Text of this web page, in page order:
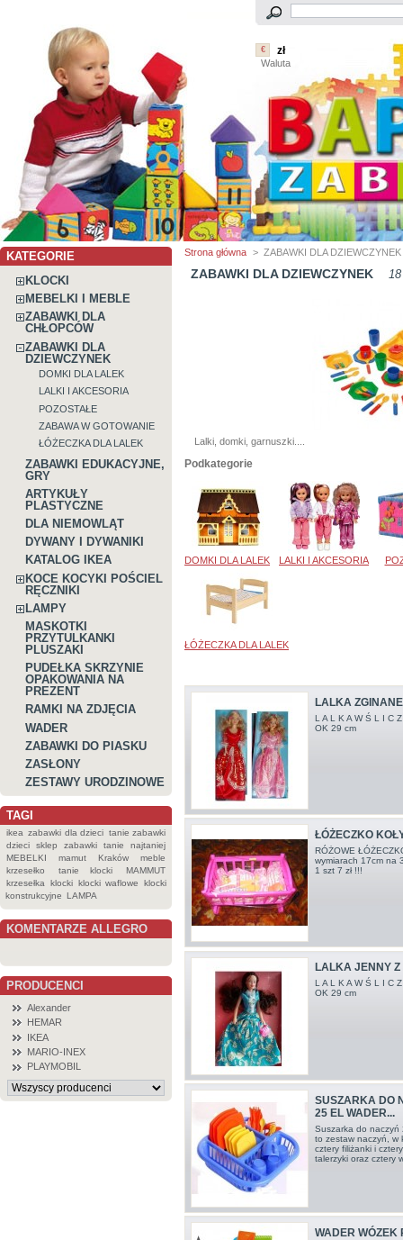
€ zł
Waluta
KATEGORIE
KLOCKI
MEBELKI I MEBLE
ZABAWKI DLA
CHŁOPCÓW
ZABAWKI DLA
DZIEWCZYNEK
DOMKI DLA LALEK
LALKI I AKCESORIA
POZOSTAŁE
ZABAWA W GOTOWANIE
ŁÓŻECZKA DLA LALEK
ZABAWKI EDUKACYJNE,
GRY
ARTYKUŁY
PLASTYCZNE
DLA NIEMOWLĄT
DYWANY I DYWANIKI
KATALOG IKEA
KOCE KOCYKI POŚCIEL
RĘCZNIKI
LAMPY
MASKOTKI
PRZYTULKANKI
PLUSZAKI
PUDEŁKA SKRZYNIE
OPAKOWANIA NA
PREZENT
RAMKI NA ZDJĘCIA
WADER
ZABAWKI DO PIASKU
ZASŁONY
ZESTAWY URODZINOWE
TAGI
ikea zabawki dla dzieci tanie zabawki
dzieci
sklep zabawki tanie
najtaniej
MEBELKI
mamut Kraków
meble
krzesełko
tanie klocki
MAMMUT
krzesełka
klocki klocki waflowe
klocki
konstrukcyjne LAMPA
KOMENTARZE ALLEGRO
PRODUCENCI
Alexander
HEMAR
IKEA
MARIO-INEX
PLAYMOBIL
Strona główna > ZABAWKI DLA DZIEWCZYNEK
ZABAWKI DLA DZIEWCZYNEK
Lalki, domki, garnuszki....
Podkategorie
DOMKI DLA LALEK LALKI I AKCESORIA
ŁÓŻECZKA DLA LALEK
LALKA
L A L K A W Ś L I C
OK 29 cm
ŁÓŻECZKO
RÓŻOWE
wymiarach 17cm na
1 szt 7 zł !!!
LALKA JENNY
L A L K A W Ś L I C
OK 29 cm
SUSZARKA DO
25 EL WADER...
Suszarka do naczyń
to zestaw naczyń, w
cztery filiżanki i
talerzyki oraz cztery
WADER WÓZEK